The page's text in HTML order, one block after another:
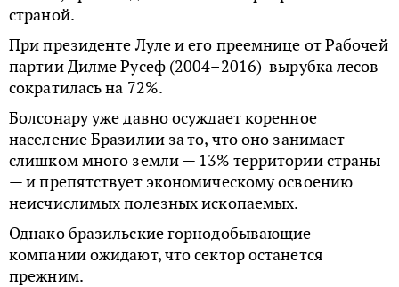
страной.
При президенте Луле и его преемнице от Рабочей
партии Дилме Русеф (2004–2016) вырубка лесов
сократилась на 72%.
Болсонару уже давно осуждает коренное
население Бразилии за то, что оно занимает
слишком много земли — 13% территории страны
— и препятствует экономическому освоению
неисчислимых полезных ископаемых.
Однако бразильские горнодобывающие
компании ожидают, что сектор останется
прежним.